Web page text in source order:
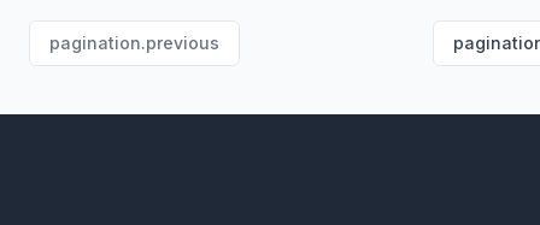
pagination.previous